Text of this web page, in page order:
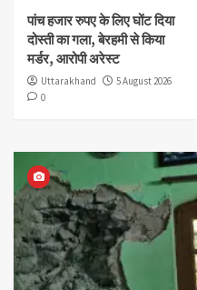
पांच हजार रुपए के लिए घोंट दिया
दोस्ती का गला, बेरहमी से किया
मर्डर, आरोपी अरेस्ट
Uttarakhand
5 August 2026
0